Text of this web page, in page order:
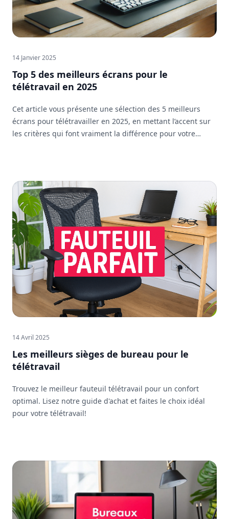
14 Janvier 2025
Top 5 des meilleurs écrans pour le
télétravail en 2025
Cet article vous présente une sélection des 5 meilleurs
écrans pour télétravailler en 2025, en mettant l’accent sur
les critères qui font vraiment la différence pour votre
14 Avril 2025
Les meilleurs sièges de bureau pour le
télétravail
Trouvez le meilleur fauteuil télétravail pour un confort
optimal. Lisez notre guide d'achat et faites le choix idéal
pour votre télétravail!